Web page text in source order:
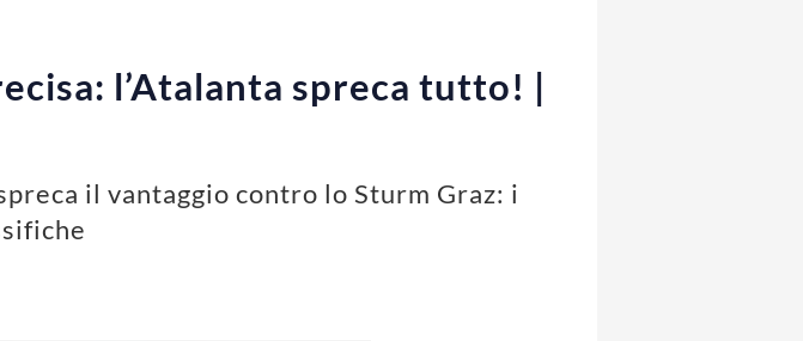
l’Atalanta spreca tutto! |
il vantaggio contro lo Sturm Graz: i